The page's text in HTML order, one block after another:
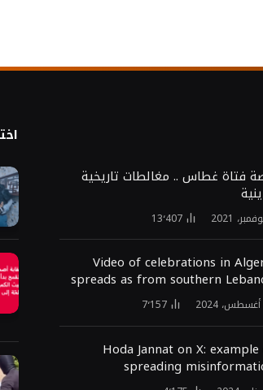
فتاة غطاس .. مغالطات تاريخية
13٬407
Video of celebrations in
spreads as from southern
7٬157
Hoda Jannat on X:
spreading